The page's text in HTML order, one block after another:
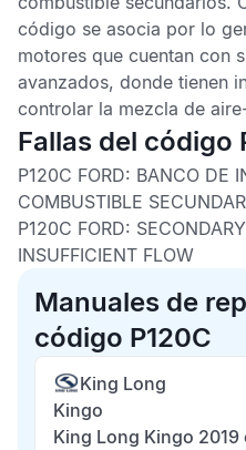
código se asocia por lo
motores que cuentan con
avanzados, donde tienen
controlar la mezcla de
Fallas del código
P120C FORD: BANCO DE
COMBUSTIBLE
P120C FORD:
INSUFFICIENT FLOW
Manuales de
código P120C
King Long
Kingo
King Long Kingo 2019